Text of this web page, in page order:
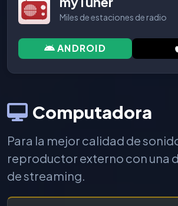
Computadora
Para la mejor calidad de
reproductor externo con una
de streaming.
Miles de estaciones de radio
ANDROID